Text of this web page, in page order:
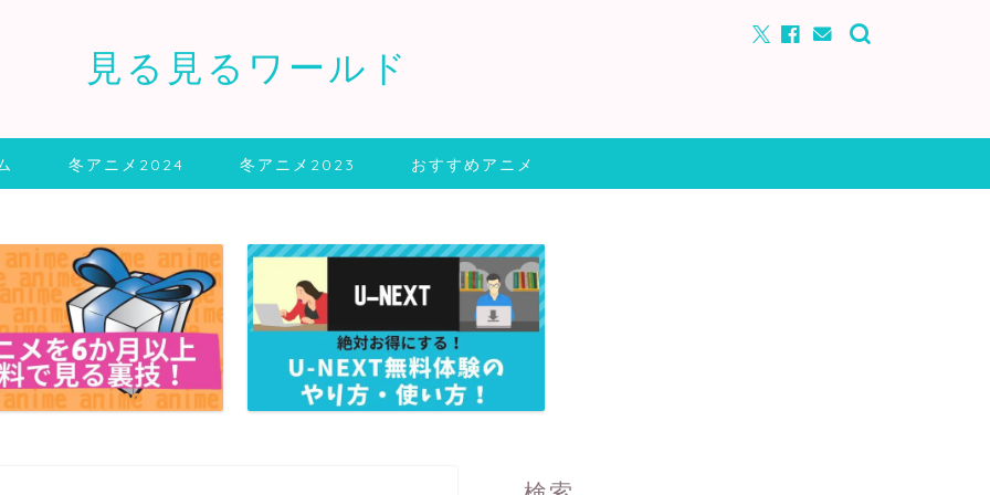
見る見るワールド
冬アニメ2024 冬アニメ2023 おすすめアニメ